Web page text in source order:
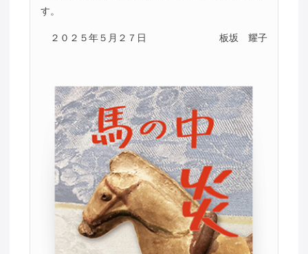
す。
２０２５年５月２７日 板坂 耀子